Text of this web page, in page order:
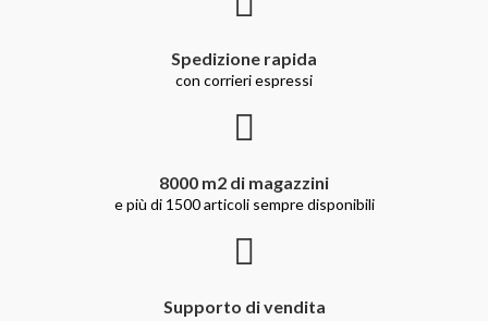
Spedizione rapida
con corrieri espressi
8000 m2 di magazzini
e più di 1500 articoli sempre disponibili
Supporto di vendita